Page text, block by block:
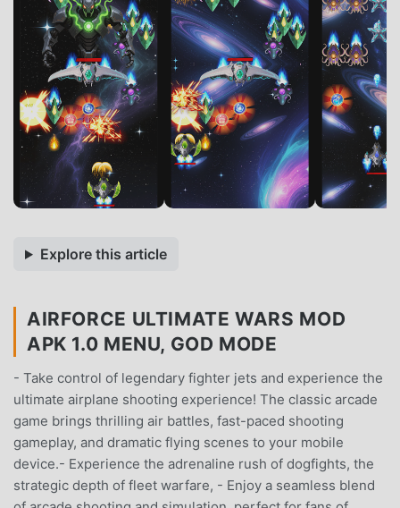
Explore this article
AIRFORCE ULTIMATE WARS MOD
APK 1.0 MENU, GOD MODE
- Take control of legendary fighter jets and experience the
ultimate airplane shooting experience! The classic arcade
game brings thrilling air battles, fast-paced shooting
gameplay, and dramatic flying scenes to your mobile
device.- Experience the adrenaline rush of dogfights, the
strategic depth of fleet warfare, - Enjoy a seamless blend